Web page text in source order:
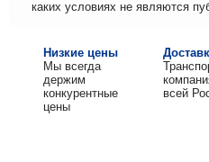
каких условиях не являются
Низкие цены
Мы всегда
держим
конкурентные
цены
всей